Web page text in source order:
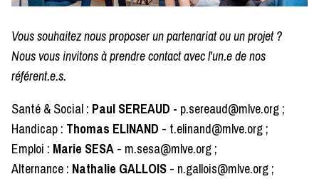
Vous souhaitez nous proposer un partenariat ou un projet ?
Nous vous invitons à prendre contact avec l'un.e de nos
référent.e.s.
Santé & Social : Paul SEREAUD - p.sereaud@mlve.org ;
Handicap : Thomas ELINAND - t.elinand@mlve.org ;
Emploi : Marie SESA - m.sesa@mlve.org ;
Alternance : Nathalie GALLOIS - n.gallois@mlve.org ;